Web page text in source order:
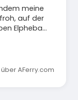
meine
auf der
Elpheba
AFerry.com